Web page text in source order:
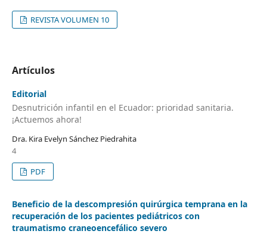
REVISTA VOLUMEN 10
Artículos
Editorial
Desnutrición infantil en el Ecuador: prioridad sanitaria.
¡Actuemos ahora!
Dra. Kira Evelyn Sánchez Piedrahita
4
PDF
Beneficio de la descompresión quirúrgica temprana en la
recuperación de los pacientes pediátricos con
traumatismo craneoencefálico severo